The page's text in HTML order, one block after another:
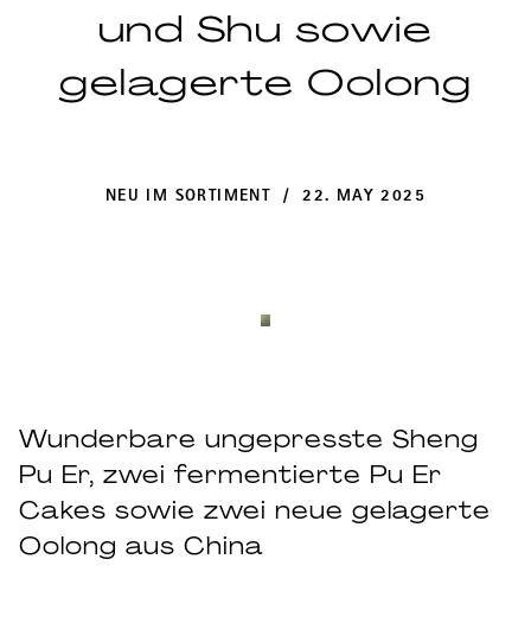
und Shu sowie
gelagerte Oolong
NEU IM SORTIMENT / 22. MAY 2025
Wunderbare ungepresste Sheng
Pu Er, zwei fermentierte Pu Er
Cakes sowie zwei neue gelagerte
Oolong aus China